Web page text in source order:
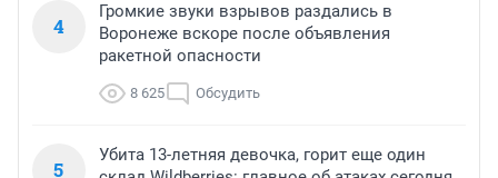
4
Громкие звуки взрывов раздались в
Воронеже вскоре после объявления
ракетной опасности
8 625 Обсудить
5
Убита 13-летняя девочка, горит еще один